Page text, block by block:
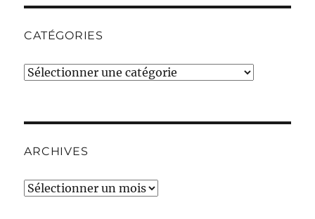
CATÉGORIES
Catégories
ARCHIVES
Archives